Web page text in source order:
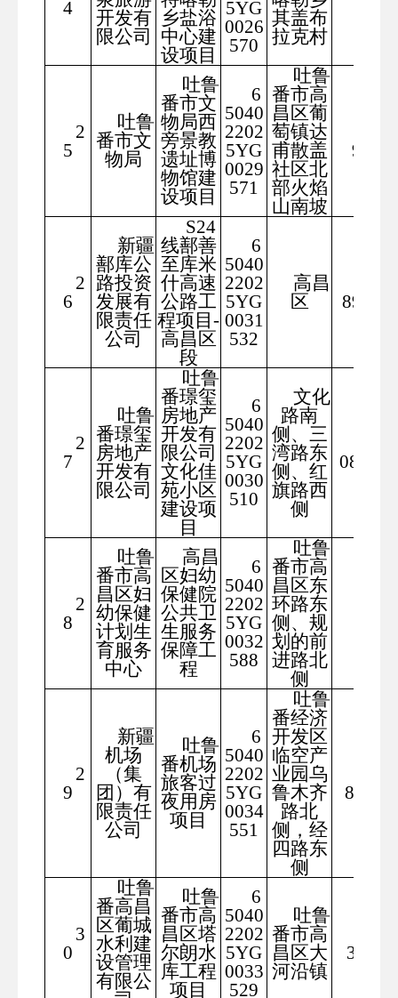
4
开发有
限公司
乡盐浴
中心建
设项目
5YG
0026
570
其盖布
拉克村
2
5
吐鲁
番市文
物局
吐鲁
番市文
物局西
旁景教
遗址博
物馆建
设项目
6
5040
2202
5YG
0029
571
吐鲁
番市高
昌区葡
萄镇达
甫散盖
社区北
部火焰
山南坡
98
2
6
新疆
鄯库公
路投资
发展有
限责任
公司
S24
线鄯善
至库米
什高速
公路工
程项目-
高昌区
段
6
5040
2202
5YG
0031
532
高昌
区
8906
2
7
吐鲁
番璟玺
房地产
开发有
限公司
吐鲁
番璟玺
房地产
开发有
限公司
文化佳
苑小区
建设项
目
6
5040
2202
5YG
0030
510
文化
路南
侧、三
湾路东
侧、红
旗路西
侧
08.12
2
8
吐鲁
番市高
昌区妇
幼保健
计划生
育服务
中心
高昌
区妇幼
保健院
公共卫
生服务
保障工
程
6
5040
2202
5YG
0032
588
吐鲁
番市高
昌区东
环路东
侧、规
划的前
进路北
侧
2
9
新疆
机场
（集
团）有
限责任
公司
吐鲁
番机场
旅客过
夜用房
项目
6
5040
2202
5YG
0034
551
吐鲁
番经济
开发区
临空产
业园乌
鲁木齐
路北
侧，经
四路东
侧
8.61
3
0
吐鲁
番高昌
区葡城
水利建
设管理
有限公
吐鲁
番市高
昌区塔
尔朗水
库工程
项目
6
5040
2202
5YG
0033
529
吐鲁
番市高
昌区大
河沿镇
333